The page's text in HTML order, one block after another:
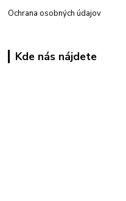
Ochrana osobných údajov
Kde nás nájdete